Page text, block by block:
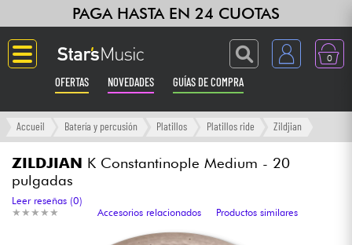
PAGA HASTA EN 24 CUOTAS
0
OFERTAS NOVEDADES GUÍAS DE COMPRA
Langue
Guitarras & Bajos
Ampli & Efectos
Accueil Batería y percusión Platillos Platillos ride Zildjian
ZILDJIAN K Constantinople Medium - 20
pulgadas
★ ★ ★ ★ ★
★ ★ ★ ★ ★
Leer reseñas (0)
Accesorios relacionados
Productos similares